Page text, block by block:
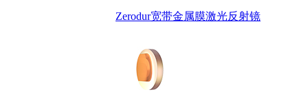
Zerodur宽带金属膜激光反射镜